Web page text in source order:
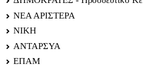
ΝΕΑ ΑΡΙΣΤΕΡΑ
ΝΙΚΗ
ΑΝΤΑΡΣΥΑ
ΕΠΑΜ